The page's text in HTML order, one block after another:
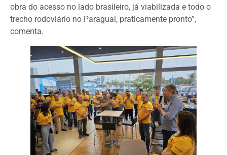
obra do acesso no lado brasileiro, já viabilizada e todo o
trecho rodoviário no Paraguai, praticamente pronto”,
comenta.